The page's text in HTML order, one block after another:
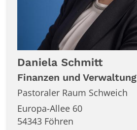
Daniela Schmitt
Finanzen und Verwaltung
Pastoraler Raum Schweich
Europa-Allee 60
54343 Föhren